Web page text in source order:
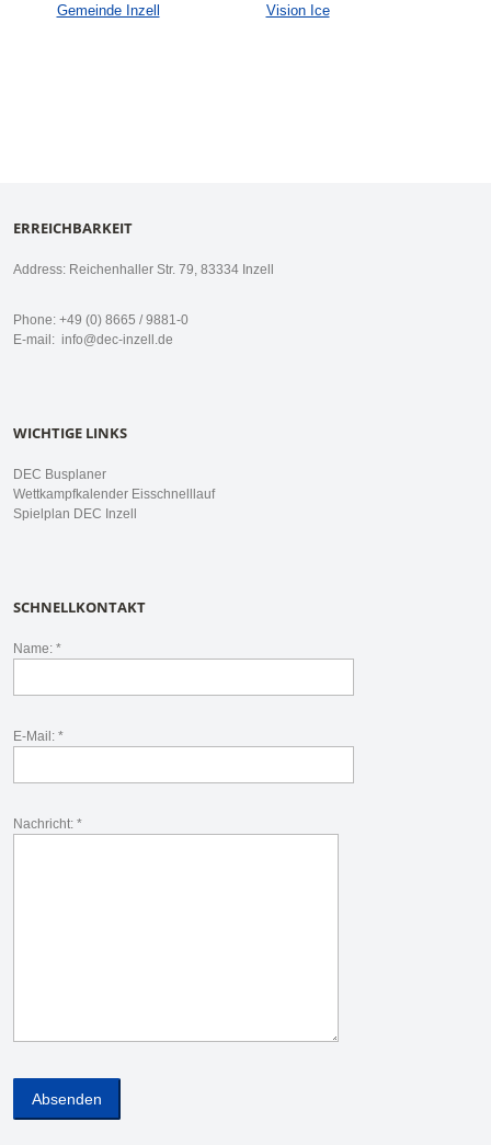
Gemeinde Inzell Vision Ice
ERREICHBARKEIT
Address: Reichenhaller Str. 79, 83334 Inzell
Phone: +49 (0) 8665 / 9881-0
E-mail: info@dec-inzell.de
WICHTIGE LINKS
DEC Busplaner
Wettkampfkalender Eisschnelllauf
Spielplan DEC Inzell
SCHNELLKONTAKT
Name: *
E-Mail: *
Nachricht: *